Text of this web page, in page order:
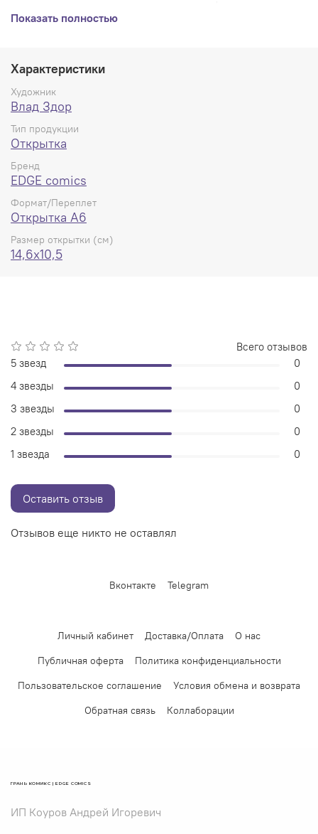
Показать полностью
Характеристики
Художник
Влад Здор
Тип продукции
Открытка
Бренд
EDGE comics
Формат/Переплет
Открытка А6
Размер открытки (см)
14,6x10,5
Отзывов еще никто не оставлял
Всего отзывов
5 звезд
0
4 звезды
0
3 звезды
0
2 звезды
0
1 звезда
0
Оставить отзыв
Вконтакте Telegram
Личный кабинет Доставка/Оплата
О нас
Публичная оферта
Политика конфиденциальности
Пользовательское соглашение
Условия обмена и возврата
Обратная связь
Коллаборации
ГРАНЬ КОМИКС | EDGE COMICS
ИП Коуров Андрей Игоревич